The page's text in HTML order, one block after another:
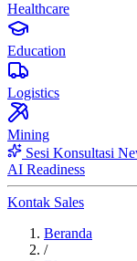
Healthcare
Education
Logistics
Mining
Sesi Konsultasi
AI Readiness
Kontak Sales
Beranda
/